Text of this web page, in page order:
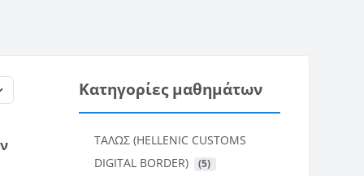
Κατηγορίες μαθημάτων
ΤΑΛΩΣ (HELLENIC CUSTOMS
DIGITAL BORDER)
(5)